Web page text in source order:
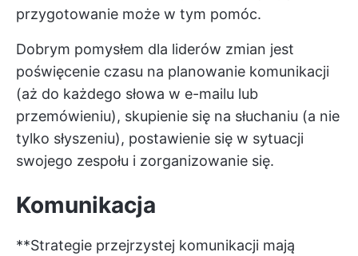
przygotowanie może w tym pomóc.
Dobrym pomysłem dla liderów zmian jest
poświęcenie czasu na planowanie komunikacji
(aż do każdego słowa w e-mailu lub
przemówieniu), skupienie się na słuchaniu (a nie
tylko słyszeniu), postawienie się w sytuacji
swojego zespołu i zorganizowanie się.
Komunikacja
**Strategie przejrzystej komunikacji mają